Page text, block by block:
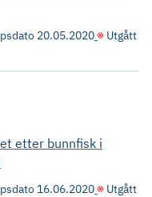
20.05.2020 Utgått
etter bunnfisk i
16.06.2020 Utgått